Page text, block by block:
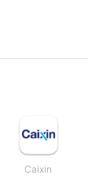
Caixin